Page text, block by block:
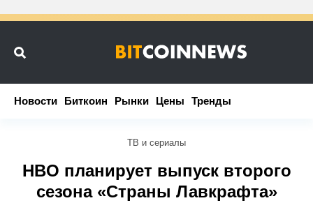
Новости Биткоин Рынки Цены Тренды
Новости Биткоин Рынки Цены Тренды
ТВ и сериалы
HBO планирует выпуск второго
сезона «Страны Лавкрафта»